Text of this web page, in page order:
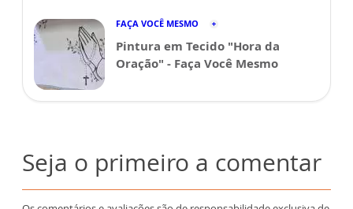
FAÇA VOCÊ MESMO
Pintura em Tecido "Hora da
Oração" - Faça Você Mesmo
Seja o primeiro a comentar